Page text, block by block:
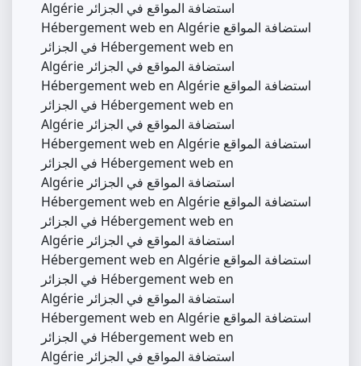
Algérie استضافة المواقع في الجزائر
Hébergement web en Algérie استضافة المواقع
في الجزائر Hébergement web en
Algérie استضافة المواقع في الجزائر
Hébergement web en Algérie استضافة المواقع
في الجزائر Hébergement web en
Algérie استضافة المواقع في الجزائر
Hébergement web en Algérie استضافة المواقع
في الجزائر Hébergement web en
Algérie استضافة المواقع في الجزائر
Hébergement web en Algérie استضافة المواقع
في الجزائر Hébergement web en
Algérie استضافة المواقع في الجزائر
Hébergement web en Algérie استضافة المواقع
في الجزائر Hébergement web en
Algérie استضافة المواقع في الجزائر
Hébergement web en Algérie استضافة المواقع
في الجزائر Hébergement web en
Algérie استضافة المواقع في الجزائر